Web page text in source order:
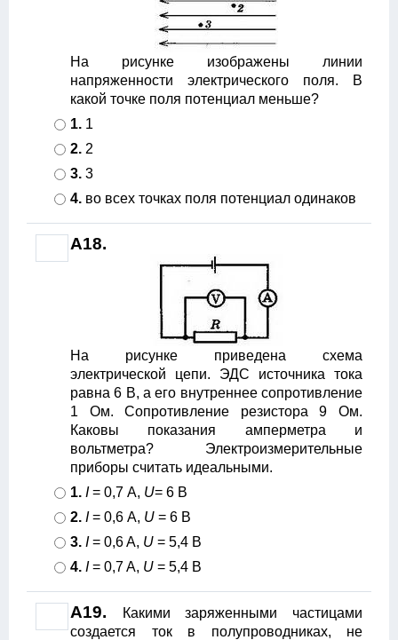
На рисунке изображены линии
напряженности электрического поля. В
какой точке поля потенциал меньше?
1. 1
2. 2
3. 3
4. во всех точках поля потенциал одинаков
A18.
На рисунке приведена схема
электрической цепи. ЭДС источника тока
равна 6 В, а его внутреннее сопротивление
1 Ом. Сопротивление резистора 9 Ом.
Каковы показания амперметра и
вольтметра? Электроизмерительные
приборы считать идеальными.
1. I= 0,7 А, U= 6 В
2. I= 0,6 А, U = 6 В
3. I= 0,6 A, U = 5,4 В
4. I= 0,7 A, U = 5,4 В
A19.
Какими заряженными частицами
создается ток в полупроводниках, не